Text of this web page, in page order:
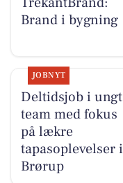
Brand i bygning
JOBNYT
Deltidsjob i ungt
team med fokus
på lækre
tapasoplevelser i
Brørup